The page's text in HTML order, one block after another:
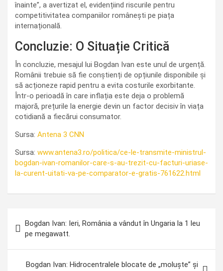
înainte”, a avertizat el, evidențiind riscurile pentru
competitivitatea companiilor românești pe piața
internațională.
Concluzie: O Situație Critică
În concluzie, mesajul lui Bogdan Ivan este unul de urgență.
Românii trebuie să fie conștienți de opțiunile disponibile și
să acționeze rapid pentru a evita costurile exorbitante.
Într-o perioadă în care inflația este deja o problemă
majoră, prețurile la energie devin un factor decisiv în viața
cotidiană a fiecărui consumator.
Sursa: Antena 3 CNN
Sursa: www.antena3.ro/politica/ce-le-transmite-ministrul-
bogdan-ivan-romanilor-care-s-au-trezit-cu-facturi-uriase-
la-curent-uitati-va-pe-comparator-e-gratis-761622.html
în
articole
Bogdan Ivan: Ieri, România a vândut în Ungaria la 1 leu
pe megawatt.
Bogdan Ivan: Hidrocentralele blocate de „moluşte” şi